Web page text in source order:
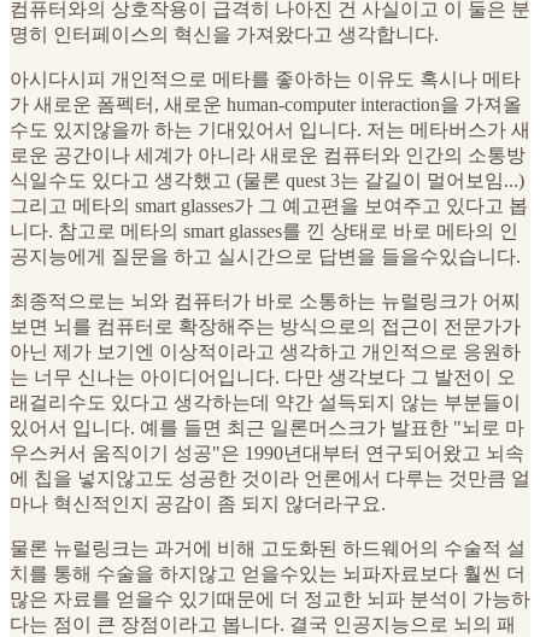
컴퓨터와의 상호작용이 급격히 나아진 건 사실이고 이 둘은 분
명히 인터페이스의 혁신을 가져왔다고 생각합니다.
아시다시피 개인적으로 메타를 좋아하는 이유도 혹시나 메타
가 새로운 폼펙터, 새로운 human-computer interaction을 가져올
수도 있지않을까 하는 기대있어서 입니다. 저는 메타버스가 새
로운 공간이나 세계가 아니라 새로운 컴퓨터와 인간의 소통방
식일수도 있다고 생각했고 (물론 quest 3는 갈길이 멀어보임...)
그리고 메타의 smart glasses가 그 예고편을 보여주고 있다고 봅
니다. 참고로 메타의 smart glasses를 낀 상태로 바로 메타의 인
공지능에게 질문을 하고 실시간으로 답변을 들을수있습니다.
최종적으로는 뇌와 컴퓨터가 바로 소통하는 뉴럴링크가 어찌
보면 뇌를 컴퓨터로 확장해주는 방식으로의 접근이 전문가가
아닌 제가 보기엔 이상적이라고 생각하고 개인적으로 응원하
는 너무 신나는 아이디어입니다. 다만 생각보다 그 발전이 오
래걸리수도 있다고 생각하는데 약간 설득되지 않는 부분들이
있어서 입니다. 예를 들면 최근 일론머스크가 발표한 "뇌로 마
우스커서 움직이기 성공"은 1990년대부터 연구되어왔고 뇌속
에 칩을 넣지않고도 성공한 것이라 언론에서 다루는 것만큼 얼
마나 혁신적인지 공감이 좀 되지 않더라구요.
물론 뉴럴링크는 과거에 비해 고도화된 하드웨어의 수술적 설
치를 통해 수술을 하지않고 얻을수있는 뇌파자료보다 훨씬 더
많은 자료를 얻을수 있기때문에 더 정교한 뇌파 분석이 가능하
다는 점이 큰 장점이라고 봅니다. 결국 인공지능으로 뇌의 패